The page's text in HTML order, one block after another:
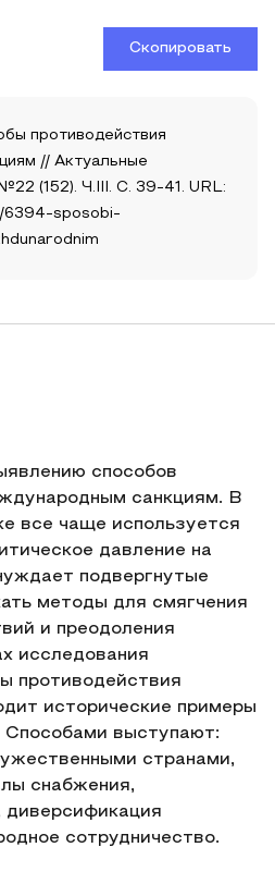
Скопировать
противодействия
// Актуальные
(152). Ч.III. С. 39-41. URL:
sposobi-
способов
санкциям. В
все чаще используется
давление на
подвергнутые
методы для смягчения
и преодоления
исследования
противодействия
исторические примеры
Способами выступают:
странами,
снабжения,
сотрудничество.